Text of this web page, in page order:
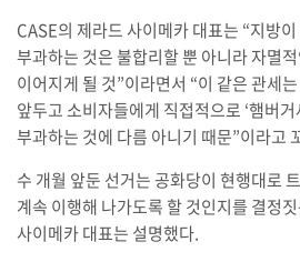
CASE의 제라드 사이메카 대표는 “지방
부과하는 것은 불합리할 뿐 아니라 자멸
이어지게 될 것”이라면서 “이 같은 관세
앞두고 소비자들에게 직접적으로 ‘햄버
부과하는 것에 다름 아니기 때문”이라고
수 개월 앞둔 선거는 공화당이 현행대로
계속 이행해 나가도록 할 것인지를 결정
사이메카 대표는 설명했다.